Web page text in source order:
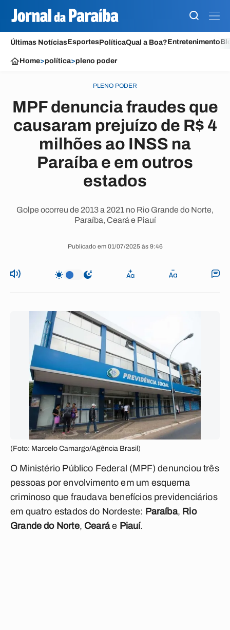
Últimas NotíciasEsportesPolíticaQual a Boa?Entretenimento
Home>política>pleno poder
PLENO PODER
MPF denuncia fraudes que
causaram prejuízo de R$ 4
milhões ao INSS na
Paraíba e em outros
estados
Golpe ocorreu de 2013 a 2021 no Rio Grande do Norte,
Paraíba, Ceará e Piauí
Publicado em 01/07/2025 às 9:46
(Foto: Marcelo Camargo/Agência Brasil)
O Ministério Público Federal (MPF) denunciou três
pessoas por envolvimento em um esquema
criminoso que fraudava benefícios previdenciários
em quatro estados do Nordeste: Paraíba, Rio
Grande do Norte, Cearáe Piauí.